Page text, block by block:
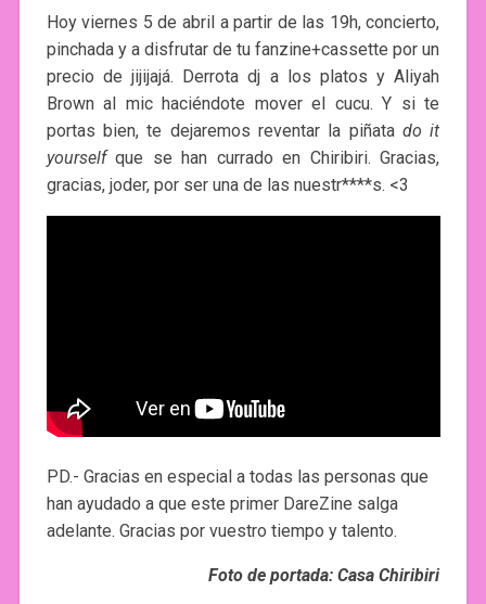
Hoy viernes 5 de abril a partir de las 19h, concierto,
pinchada y a disfrutar de tu fanzine+cassette por un
precio de jijijajá. Derrota dj a los platos y Aliyah
Brown al mic haciéndote mover el cucu. Y si te
portas bien, te dejaremos reventar la piñatado it
yourselfque se han currado en Chiribiri. Gracias,
gracias, joder, por ser una de las nuestr****s. <3
PD.- Gracias en especial a todas las personas que
han ayudado a que este primer DareZine salga
adelante. Gracias por vuestro tiempo y talento.
Foto de portada: Casa Chiribiri